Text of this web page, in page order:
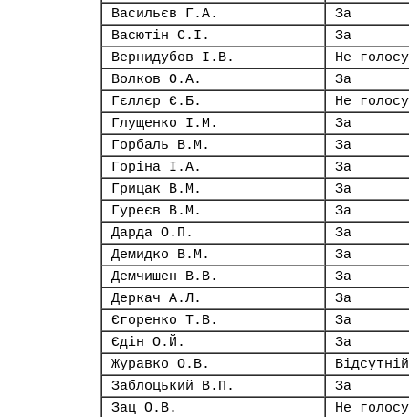
Васильєв Г.А.
За
Васютін С.І.
За
Вернидубов І.В.
Не
Волков О.А.
За
Гєллєр Є.Б.
Не
Глущенко І.М.
За
Горбаль В.М.
За
Горіна І.А.
За
Грицак В.М.
За
Гуреєв В.М.
За
Дарда О.П.
За
Демидко В.М.
За
Демчишен В.В.
За
Деркач А.Л.
За
Єгоренко Т.В.
За
Єдін О.Й.
За
Журавко О.В.
Відсутній
Заблоцький В.П.
За
Зац О.В.
Не